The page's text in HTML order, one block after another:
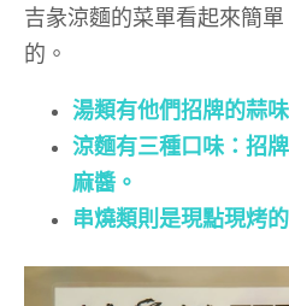
吉彖涼麵的菜單看起來簡
的。
湯類有他們招牌的蒜
涼麵有三種口味：招
麻醬。
串燒類則是現點現烤